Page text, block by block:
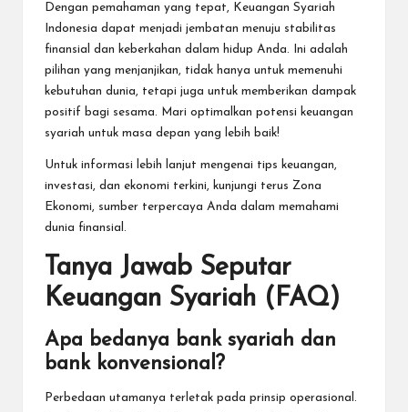
Dengan pemahaman yang tepat, Keuangan Syariah
Indonesia dapat menjadi jembatan menuju stabilitas
finansial dan keberkahan dalam hidup Anda. Ini adalah
pilihan yang menjanjikan, tidak hanya untuk memenuhi
kebutuhan dunia, tetapi juga untuk memberikan dampak
positif bagi sesama. Mari optimalkan potensi keuangan
syariah untuk masa depan yang lebih baik!
Untuk informasi lebih lanjut mengenai tips keuangan,
investasi, dan ekonomi terkini, kunjungi terus Zona
Ekonomi, sumber terpercaya Anda dalam memahami
dunia finansial.
Tanya Jawab Seputar
Keuangan Syariah (FAQ)
Apa bedanya bank syariah dan
bank konvensional?
Perbedaan utamanya terletak pada prinsip operasional.